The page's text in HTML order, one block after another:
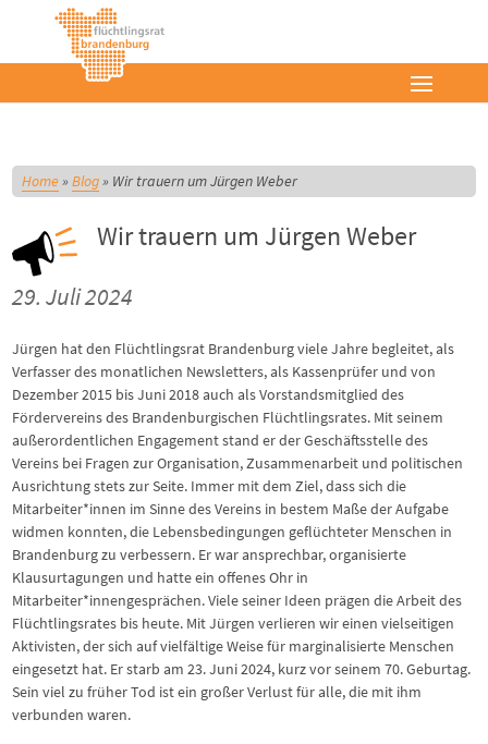
Home»Blog» Wir trauern um Jürgen Weber
Wir trauern um Jürgen Weber
29. Juli 2024
Jürgen hat den Flüchtlingsrat Brandenburg viele Jahre begleitet, als
Verfasser des monatlichen Newsletters, als Kassenprüfer und von
Dezember 2015 bis Juni 2018 auch als Vorstandsmitglied des
Fördervereins des Brandenburgischen Flüchtlingsrates. Mit seinem
außerordentlichen Engagement stand er der Geschäftsstelle des
Vereins bei Fragen zur Organisation, Zusammenarbeit und politischen
Ausrichtung stets zur Seite. Immer mit dem Ziel, dass sich die
Mitarbeiter*innen im Sinne des Vereins in bestem Maße der Aufgabe
widmen konnten, die Lebensbedingungen geflüchteter Menschen in
Brandenburg zu verbessern. Er war ansprechbar, organisierte
Klausurtagungen und hatte ein offenes Ohr in
Mitarbeiter*innengesprächen. Viele seiner Ideen prägen die Arbeit des
Flüchtlingsrates bis heute. Mit Jürgen verlieren wir einen vielseitigen
Aktivisten, der sich auf vielfältige Weise für marginalisierte Menschen
eingesetzt hat. Er starb am 23. Juni 2024, kurz vor seinem 70. Geburtag.
Sein viel zu früher Tod ist ein großer Verlust für alle, die mit ihm
verbunden waren.